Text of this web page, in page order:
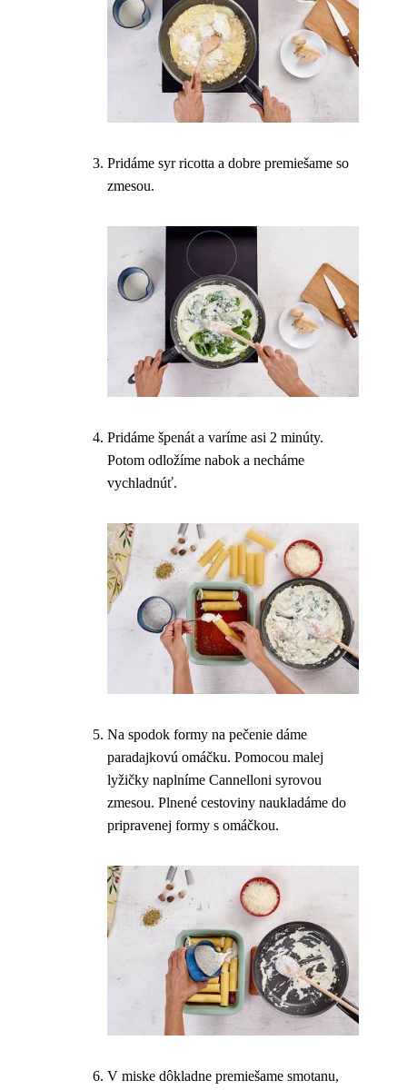
Pridáme syr ricotta a dobre premiešame so
zmesou.
Pridáme špenát a varíme asi 2 minúty.
Potom odložíme nabok a necháme
vychladnúť.
Na spodok formy na pečenie dáme
paradajkovú omáčku. Pomocou malej
lyžičky naplníme Cannelloni syrovou
zmesou. Plnené cestoviny naukladáme do
pripravenej formy s omáčkou.
V miske dôkladne premiešame smotanu,